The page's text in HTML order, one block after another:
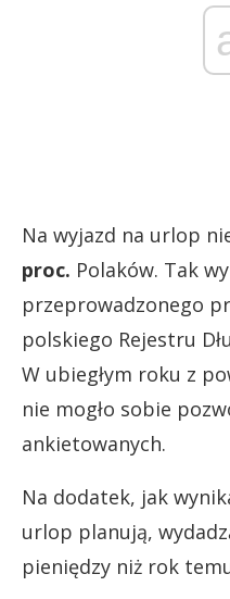
Na wyjazd na urlop
proc. Polaków. Tak
przeprowadzonego
polskiego Rejestru
W ubiegłym roku z
nie mogło sobie
ankietowanych.
Na dodatek, jak
urlop planują,
pieniędzy niż rok